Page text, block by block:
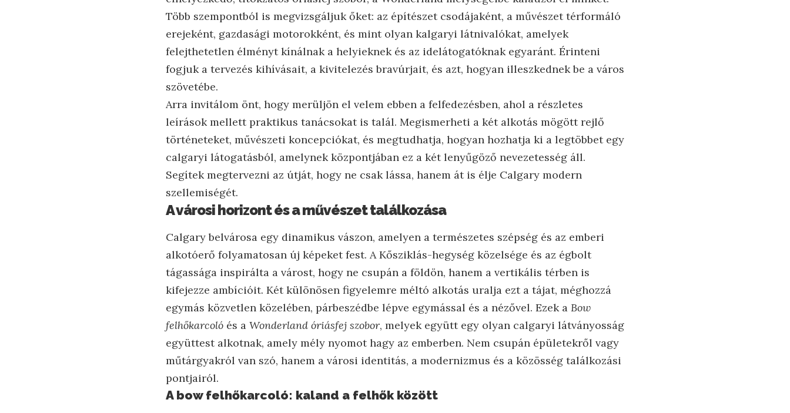
Több szempontból is megvizsgáljuk őket: az építészet csodájaként, a művészet térformáló
erejeként, gazdasági motorokként, és mint olyan kalgaryi látnivalókat, amelyek
felejthetetlen élményt kínálnak a helyieknek és az idelátogatóknak egyaránt. Érinteni
fogjuk a tervezés kihívásait, a kivitelezés bravúrjait, és azt, hogyan illeszkednek be a város
szövetébe.
Arra invitálom önt, hogy merüljön el velem ebben a felfedezésben, ahol a részletes
leírások mellett praktikus tanácsokat is talál. Megismerheti a két alkotás mögött rejlő
történeteket, művészeti koncepciókat, és megtudhatja, hogyan hozhatja ki a legtöbbet egy
calgaryi látogatásból, amelynek központjában ez a két lenyűgöző nevezetesség áll.
Segítek megtervezni az útját, hogy ne csak lássa, hanem át is élje Calgary modern
szellemiségét.
A városi horizont és a művészet találkozása
Calgary belvárosa egy dinamikus vászon, amelyen a természetes szépség és az emberi
alkotóerő folyamatosan új képeket fest. A Kősziklás-hegység közelsége és az égbolt
tágassága inspirálta a várost, hogy ne csupán a földön, hanem a vertikális térben is
kifejezze ambícióit. Két különösen figyelemre méltó alkotás uralja ezt a tájat, méghozzá
egymás közvetlen közelében, párbeszédbe lépve egymással és a nézővel. Ezek a Bow
felhőkarcoló és a Wonderland óriásfej szobor, melyek együtt egy olyan calgaryi látványosság
együttest alkotnak, amely mély nyomot hagy az emberben. Nem csupán épületekről vagy
műtárgyakról van szó, hanem a városi identitás, a modernizmus és a közösség találkozási
pontjairól.
A bow felhőkarcoló: kaland a felhők között